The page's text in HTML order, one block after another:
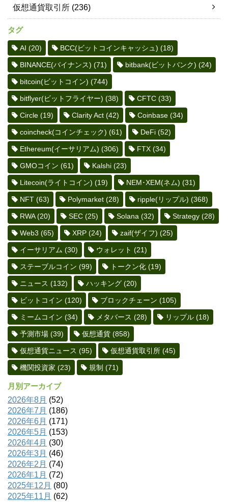
仮想通貨取引所 (236)
タグ
AI (20) BCC(ビットコインキャッシュ) (18)
BINANCE(バイナンス) (71) bitbank(ビットバンク) (24)
bitcoin(ビットコイン) (744)
bitflyer(ビットフライヤー) (38) CFTC (33)
Circle (19) Clarity Act (42) Coinbase (34)
coincheck(コインチェック) (61) DeFi (52)
Ethereum(イーサリアム) (306) FTX (34)
GMOコイン (61) Kalshi (23)
Litecoin(ライトコイン) (19) NEM･XEM(ネム) (31)
NFT (63) Polymarket (28) ripple(リップル) (368)
RWA(20) SEC (25) Solana (32) Strategy (28)
Web3 (65) XRP (24) zaif(ザイフ) (25)
イーサリアム (30) ウォレット (21)
ステーブルコイン (99) トークン化 (19)
ニュース (132) ハッキング (20)
ビットコイン (120) ブロックチェーン (105)
ミームコイン (34) メタバース (28) リップル (18)
予測市場 (39) 仮想通貨 (858)
仮想通貨ニュース (95) 仮想通貨取引所 (45)
機関投資家 (23) 規制 (71)
月別アーカイブ
2026年8月 (52)
2026年7月 (186)
2026年6月 (171)
2026年5月 (153)
2026年4月 (30)
2026年3月 (46)
2026年2月 (74)
2026年1月 (72)
2025年12月 (80)
2025年11月 (62)